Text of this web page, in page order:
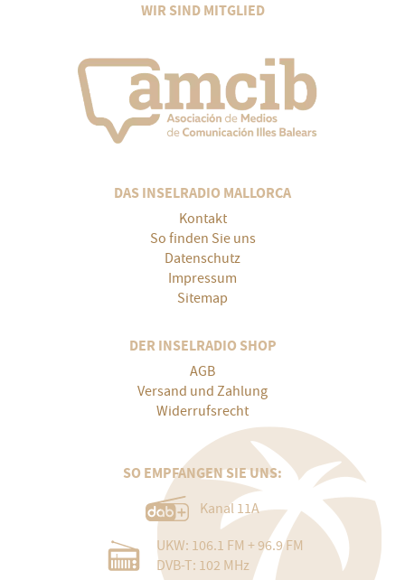
WIR SIND MITGLIED
DAS INSELRADIO MALLORCA
Kontakt
So finden Sie uns
Datenschutz
Impressum
Sitemap
DER INSELRADIO SHOP
AGB
Versand und Zahlung
Widerrufsrecht
SO EMPFANGEN SIE UNS:
Kanal 11A
UKW: 106.1 FM + 96.9 FM
DVB-T: 102 MHz